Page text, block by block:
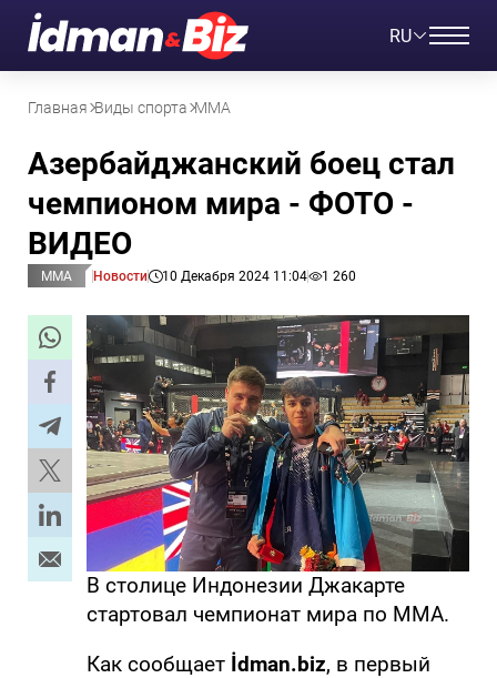
RU
Главная Виды спорта ММА
Азербайджанский боец ​​стал
чемпионом мира - ФОТО -
ВИДЕО
ММА Новости 10 Декабря 2024 11:04 1 260
В столице Индонезии Джакарте
стартовал чемпионат мира по ММА.
Как сообщает İdman.biz, в первый